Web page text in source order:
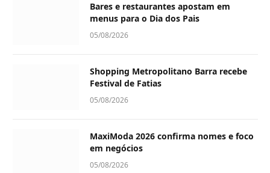
Bares e restaurantes apostam em
menus para o Dia dos Pais
05/08/2026
Shopping Metropolitano Barra recebe
Festival de Fatias
05/08/2026
MaxiModa 2026 confirma nomes e foco
em negócios
05/08/2026